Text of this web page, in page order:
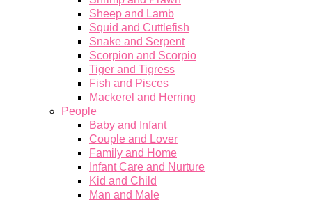
Sheep and Lamb
Squid and Cuttlefish
Snake and Serpent
Scorpion and Scorpio
Tiger and Tigress
Fish and Pisces
Mackerel and Herring
People
Baby and Infant
Couple and Lover
Family and Home
Infant Care and Nurture
Kid and Child
Man and Male